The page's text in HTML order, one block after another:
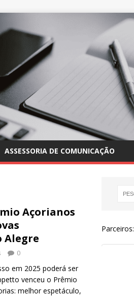
ASSESSORIA DE COMUNICAÇÃO
Açorianos
Alegre
0
em 2025 poderá ser
venceu o Prêmio
melhor espetáculo,
Parceiros: